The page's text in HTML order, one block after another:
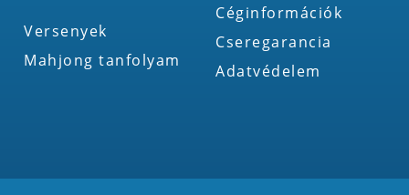
Versenyek
Mahjong tanfolyam
Céginformációk
Cseregarancia
Adatvédelem